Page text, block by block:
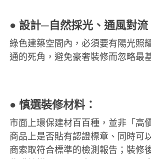
● 設計─自然採光、通風對流
綠色建築空間內，必須要有陽光照
通的死角，避免豪奢裝修而忽略最
● 慎選裝修材料：
市面上環保建材百百種，並非「高
商品上是否貼有認證標章、同時可
商索取符合標準的檢測報告；裝修